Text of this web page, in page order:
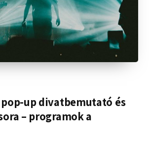
up divatbemutató és
– programok a